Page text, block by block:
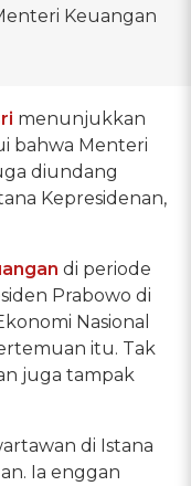
Keuangan
menunjukkan
bahwa Menteri
diundang
Kepresidenan,
di periode
Prabowo di
Nasional
itu. Tak
juga tampak
di Istana
Ia enggan